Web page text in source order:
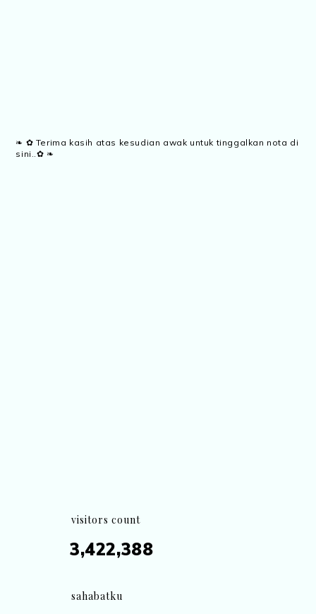
❧ ✿ Terima kasih atas kesudian awak untuk tinggalkan nota di
sini..✿ ❧
visitors count
3,422,388
sahabatku